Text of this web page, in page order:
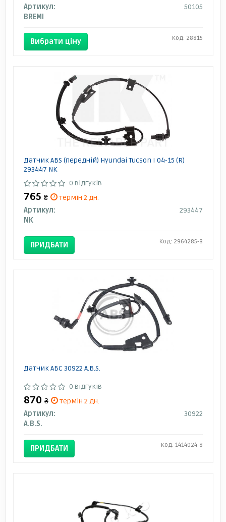
Артикул:
50105
BREMI
Вибрати ціну Код: 28815
Датчик ABS (передній) Hyundai Tucson I 04-15 (R)
293447 NK
0 відгуків
765 ₴
термін 2 дн.
Артикул:
293447
NK
ПРИДБАТИ Код: 2964285-8
Датчик АБС 30922 A.B.S.
0 відгуків
870 ₴
термін 2 дн.
Артикул:
30922
A.B.S.
ПРИДБАТИ Код: 1414024-8